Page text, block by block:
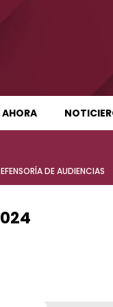
MATUTINA
matutina
DE AUDIENCIAS
matutina